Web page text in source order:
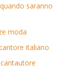
saranno
moda
italiano